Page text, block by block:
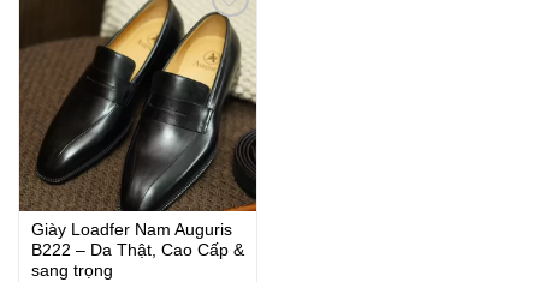
Giày Loadfer Nam Auguris
B222 – Da Thật, Cao Cấp &
sang trọng